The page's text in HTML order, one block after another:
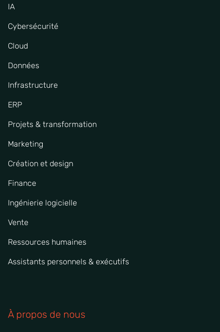
IA
Cybersécurité
Cloud
Données
Infrastructure
ERP
Projets & transformation
Marketing
Création et design
Finance
Ingénierie logicielle
Vente
Ressources humaines
Assistants personnels & exécutifs
À propos de nous